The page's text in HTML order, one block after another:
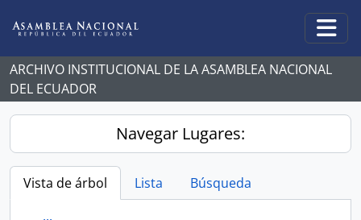
ARCHIVO INSTITUCIONAL DE LA ASAMBLEA NACIONAL
DEL ECUADOR
Navegar Lugares:
Vista de árbol Lista
Búsqueda
...